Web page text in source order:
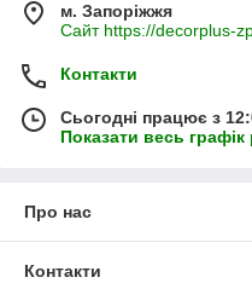
м. Запоріжжя
Сайт https://decorplus-
Контакти
Сьогодні працює з
Показати весь графік
Про нас
Контакти